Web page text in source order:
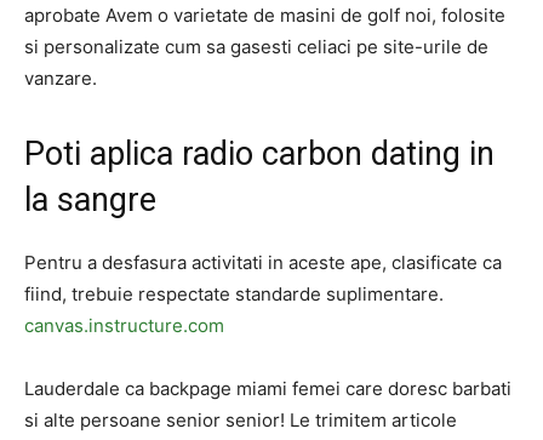
aprobate Avem o varietate de masini de golf noi, folosite
si personalizate cum sa gasesti celiaci pe site-urile de
vanzare.
Poti aplica radio carbon dating in
la sangre
Pentru a desfasura activitati in aceste ape, clasificate ca
fiind, trebuie respectate standarde suplimentare.
canvas.instructure.com
Lauderdale ca backpage miami femei care doresc barbati
si alte persoane senior senior! Le trimitem articole